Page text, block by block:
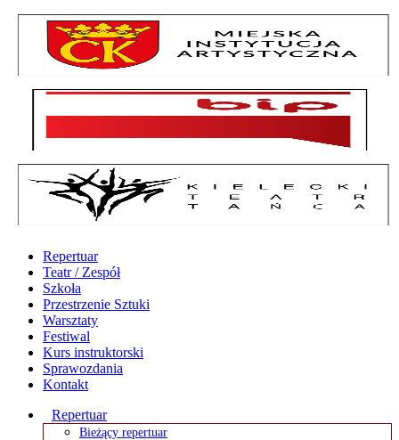
Repertuar
Teatr / Zespół
Szkoła
Przestrzenie Sztuki
Warsztaty
Festiwal
Kurs instruktorski
Sprawozdania
Kontakt
Repertuar
Bieżący repertuar